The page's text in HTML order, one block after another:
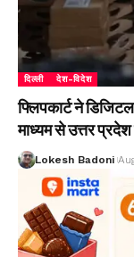
दिल्ली देश-विदेश
फ्लिपकार्ट ने
माध्यम से उत्तर
Lokesh Badoni